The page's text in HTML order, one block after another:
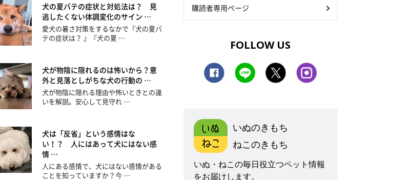
犬の夏バテの症状と対処法は？ 見
逃したくない体調変化のサイン …
愛犬の暑さ対策をするなかで『犬の夏バ
テの症状は？ 』『犬の夏 …
犬が物陰に隠れるのは怖いから？意
外と見落としがちな犬の行動の …
犬が物陰に隠れる理由や怖いときとの違
いを解説。安心して見守れ …
犬は「反省」という感情はな
い！？ 人にはあって犬にはない感
情 …
人にある感情で、犬にはない感情がある
ことを知っていますか？今 …
購読者専用ページ
FOLLOW US
いぬのきもち
ねこのきもち
いぬ・ねこの毎日役立つペット情報
をお届けします。